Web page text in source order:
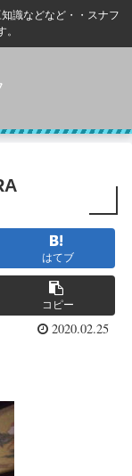
識などなど・・スナフ
はてブ
コピー
2020.02.25